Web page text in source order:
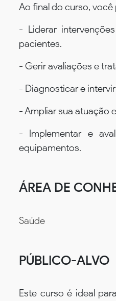
Ao final do curso, você
- Liderar
pacientes.
- Gerir avaliações e
- Diagnosticar e
- Ampliar sua atuação
- Implementar e
equipamentos.
ÁREA DE
Saúde
PÚBLICO-ALVO
Este curso é ideal